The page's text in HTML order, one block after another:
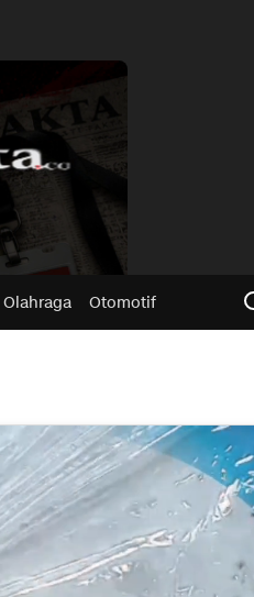
Olahraga Otomotif